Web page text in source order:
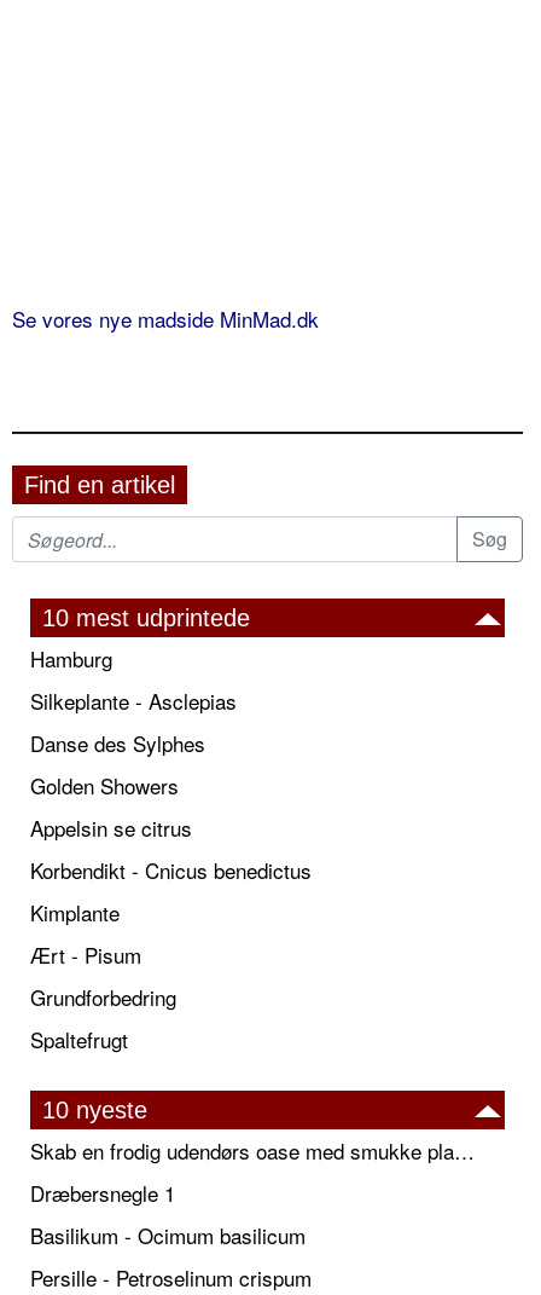
Se vores nye madside MinMad.dk
Find en artikel
10 mest udprintede
Hamburg
Silkeplante - Asclepias
Danse des Sylphes
Golden Showers
Appelsin se citrus
Korbendikt - Cnicus benedictus
Kimplante
Ært - Pisum
Grundforbedring
Spaltefrugt
10 nyeste
Skab en frodig udendørs oase med smukke plantekrukker og elegante espalier
Dræbersnegle 1
Basilikum - Ocimum basilicum
Persille - Petroselinum crispum